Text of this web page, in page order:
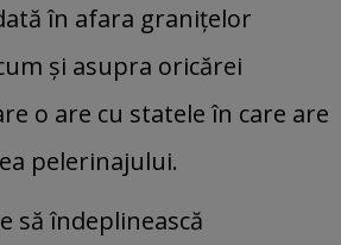
în afara graniţelor
şi asupra oricărei
o are cu statele în care are
pelerinajului.
să îndeplinească